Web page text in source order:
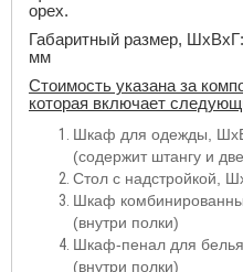
орех.
Габаритный размер,
мм
Стоимость указана за
которая включает
Шкаф для одежды,
(содержит штангу и
Стол с надстройкой,
Шкаф
(внутри полки)
Шкаф-пенал для
(внутри полки)